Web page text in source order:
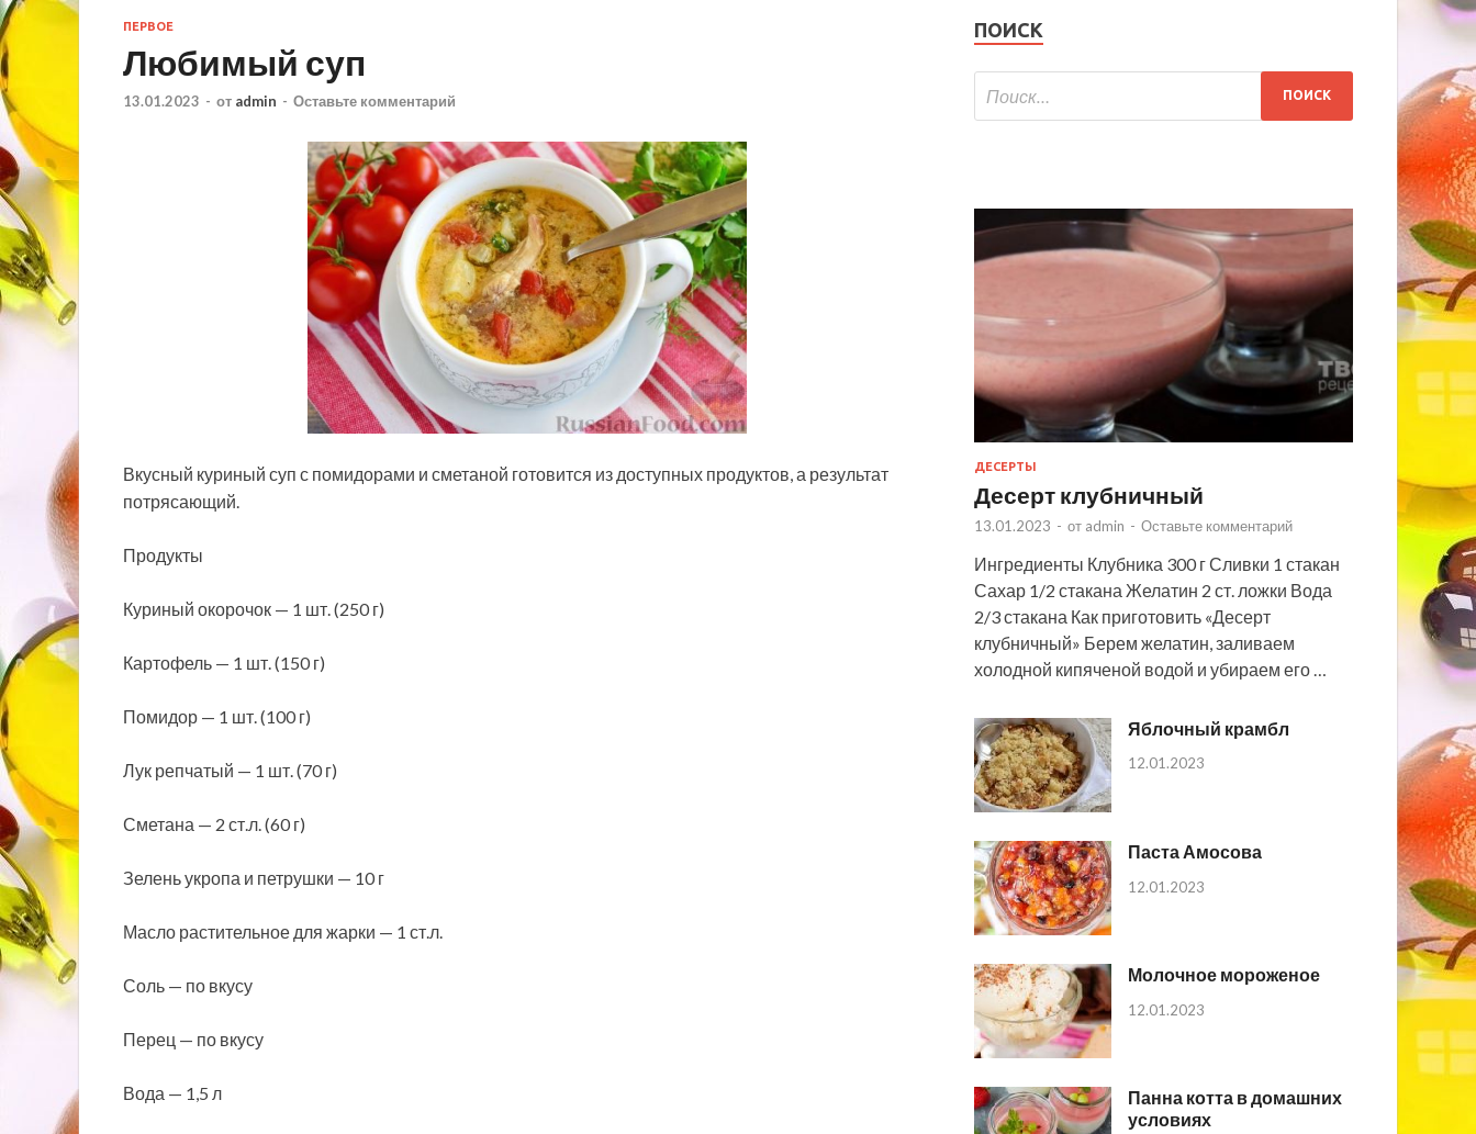
ПЕРВОЕ
Любимый суп
13.01.2023 - от admin - Оставьте комментарий
Вкусный куриный суп с помидорами и сметаной готовится из доступных продуктов, а результат
потрясающий.
Продукты
Куриный окорочок — 1 шт. (250 г)
Картофель — 1 шт. (150 г)
Помидор — 1 шт. (100 г)
Лук репчатый — 1 шт. (70 г)
Сметана — 2 ст.л. (60 г)
Зелень укропа и петрушки — 10 г
Масло растительное для жарки — 1 ст.л.
Соль — по вкусу
Перец — по вкусу
Вода — 1,5 л
ПОИСК
ДЕСЕРТЫ
Десерт клубничный
13.01.2023 - от admin - Оставьте комментарий
Ингредиенты Клубника 300 г Сливки 1 стакан
Сахар 1/2 стакана Желатин 2 ст. ложки Вода
2/3 стакана Как приготовить «Десерт
клубничный» Берем желатин, заливаем
холодной кипяченой водой и убираем его …
Яблочный крамбл
12.01.2023
Паста Амосова
12.01.2023
Молочное мороженое
12.01.2023
Панна котта в домашних
условиях